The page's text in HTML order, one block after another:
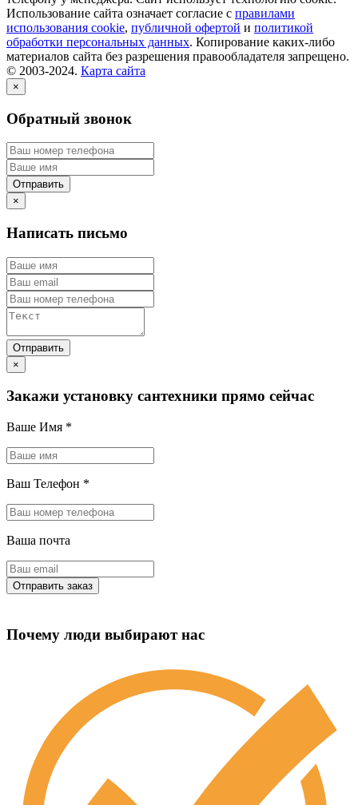
Использование сайта означает согласие с правилами
использования cookie, публичной офертой и политикой
обработки персональных данных. Копирование каких-либо
материалов сайта без разрешения правообладателя запрещено.
© 2003-2024. Карта сайта
×
Обратный звонок
×
Написать письмо
×
Закажи установку сантехники прямо сейчас
Ваше Имя *
Ваш Телефон *
Ваша почта
Почему люди выбирают нас